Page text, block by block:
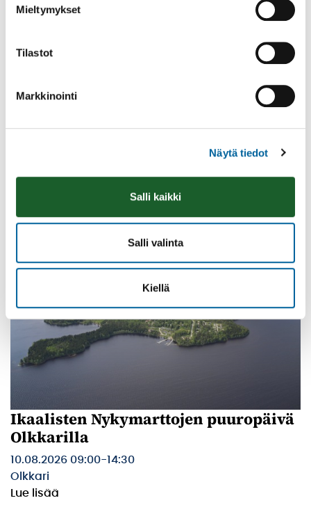
Mieltymykset
Tilastot
Markkinointi
Näytä tiedot
Salli kaikki
Salli valinta
Kiellä
lavatanssit
Ikaalisten Nykymarttojen puuropäivä
Olkkarilla
10.08.2026 09:00-14:30
Olkkari
Lue lisää